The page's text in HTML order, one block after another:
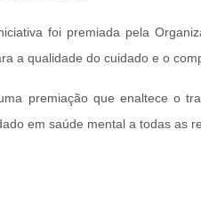
foi premiada pela
a qualidade do cuidado e o
premiação que enaltece o
em saúde mental a todas as